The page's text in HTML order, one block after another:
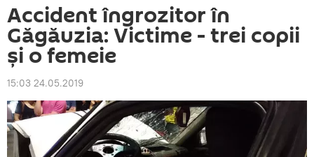
Accident îngrozitor în
Găgăuzia: Victime - trei copii
și o femeie
15:03 24.05.2019